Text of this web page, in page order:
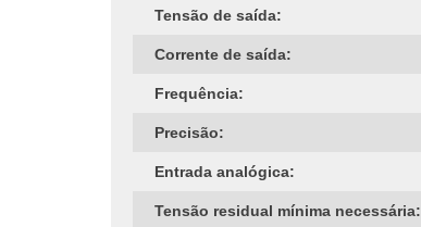
Tensão de saída:
Corrente de saída:
Frequência:
Precisão:
Entrada analógica:
Tensão residual mínima necessária: